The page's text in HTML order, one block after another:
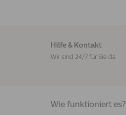
Hilfe & Kontakt
Wir sind 24/7 für Sie da
Wie funktioniert es?